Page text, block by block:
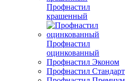
Профнастил
крашенный
Профнастил
оцинкованный
Профнастил Эконом
Профнастил Стандарт